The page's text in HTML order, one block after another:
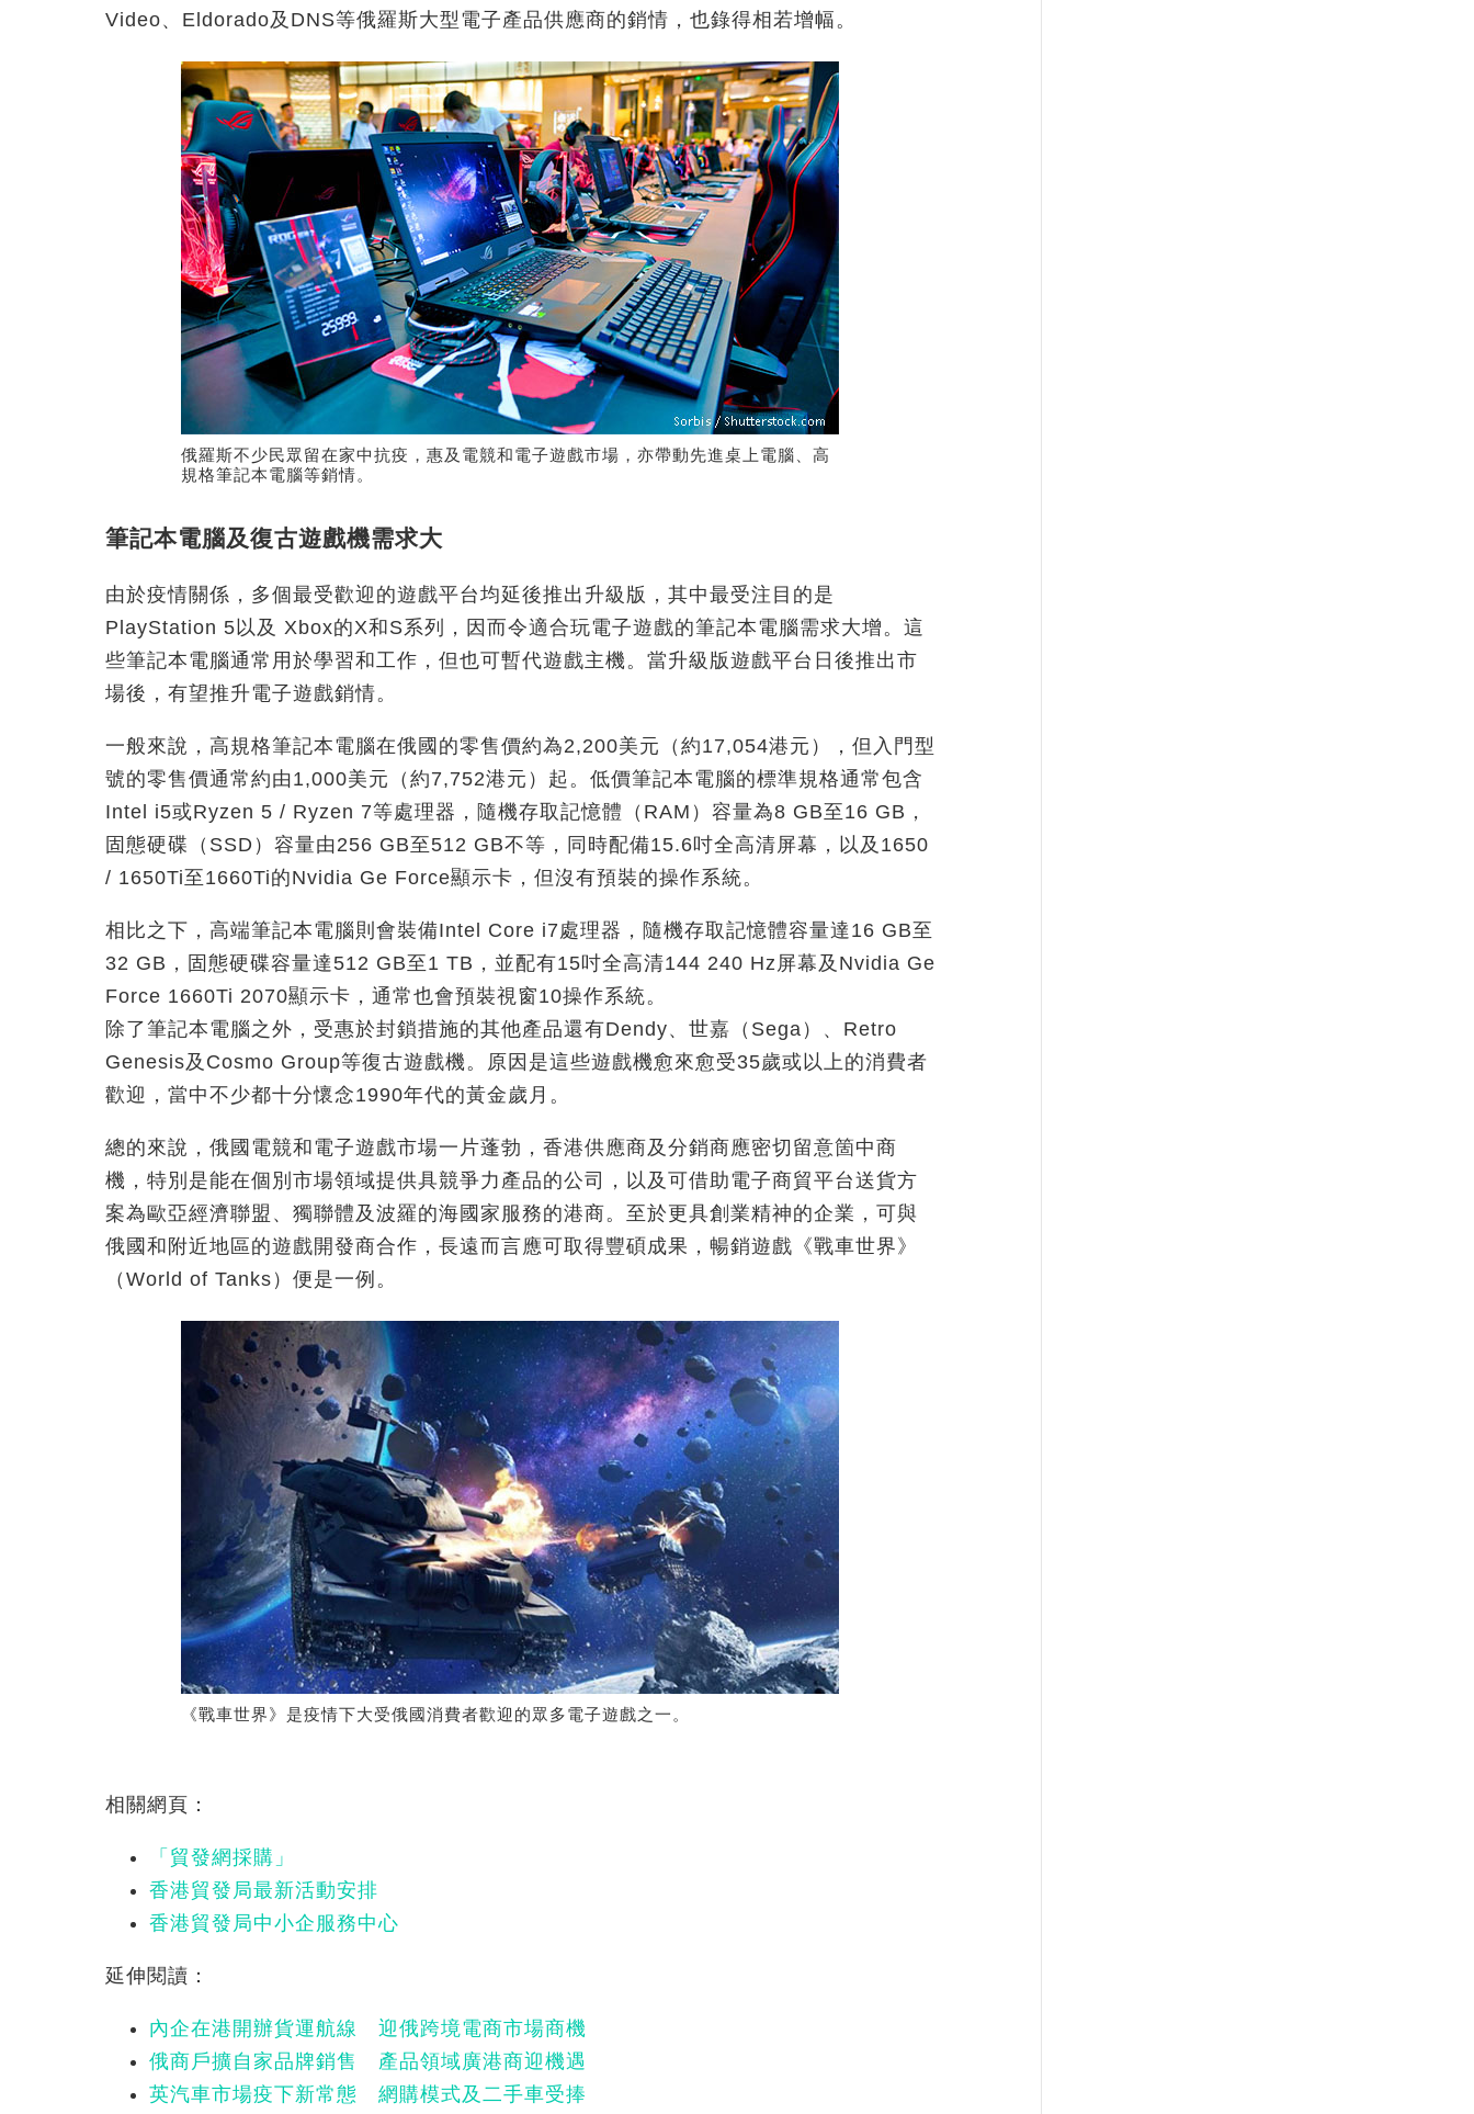
Video、Eldorado及DNS等俄羅斯大型電子產品供應商的銷情，也錄得相若增幅。
俄羅斯不少民眾留在家中抗疫，惠及電競和電子遊戲市場，亦帶動先進桌上電腦、高
規格筆記本電腦等銷情。
筆記本電腦及復古遊戲機需求大
由於疫情關係，多個最受歡迎的遊戲平台均延後推出升級版，其中最受注目的是
PlayStation 5以及 Xbox的X和S系列，因而令適合玩電子遊戲的筆記本電腦需求大增。這
些筆記本電腦通常用於學習和工作，但也可暫代遊戲主機。當升級版遊戲平台日後推出市
場後，有望推升電子遊戲銷情。
一般來說，高規格筆記本電腦在俄國的零售價約為2,200美元（約17,054港元），但入門型
號的零售價通常約由1,000美元（約7,752港元）起。低價筆記本電腦的標準規格通常包含
Intel i5或Ryzen 5 / Ryzen 7等處理器，隨機存取記憶體（RAM）容量為8 GB至16 GB，
固態硬碟（SSD）容量由256 GB至512 GB不等，同時配備15.6吋全高清屏幕，以及1650
/ 1650Ti至1660Ti的Nvidia Ge Force顯示卡，但沒有預裝的操作系統。
相比之下，高端筆記本電腦則會裝備Intel Core i7處理器，隨機存取記憶體容量達16 GB至
32 GB，固態硬碟容量達512 GB至1 TB，並配有15吋全高清144 240 Hz屏幕及Nvidia Ge
Force 1660Ti 2070顯示卡，通常也會預裝視窗10操作系統。
除了筆記本電腦之外，受惠於封鎖措施的其他產品還有Dendy、世嘉（Sega）、Retro
Genesis及Cosmo Group等復古遊戲機。原因是這些遊戲機愈來愈受35歲或以上的消費者
歡迎，當中不少都十分懷念1990年代的黃金歲月。
總的來說，俄國電競和電子遊戲市場一片蓬勃，香港供應商及分銷商應密切留意箇中商
機，特別是能在個別市場領域提供具競爭力產品的公司，以及可借助電子商貿平台送貨方
案為歐亞經濟聯盟、獨聯體及波羅的海國家服務的港商。至於更具創業精神的企業，可與
俄國和附近地區的遊戲開發商合作，長遠而言應可取得豐碩成果，暢銷遊戲《戰車世界》
（World of Tanks）便是一例。
《戰車世界》是疫情下大受俄國消費者歡迎的眾多電子遊戲之一。
相關網頁：
「貿發網採購」
香港貿發局最新活動安排
香港貿發局中小企服務中心
延伸閱讀：
內企在港開辦貨運航線 迎俄跨境電商市場商機
俄商戶擴自家品牌銷售 產品領域廣港商迎機遇
英汽車市場疫下新常態 網購模式及二手車受捧